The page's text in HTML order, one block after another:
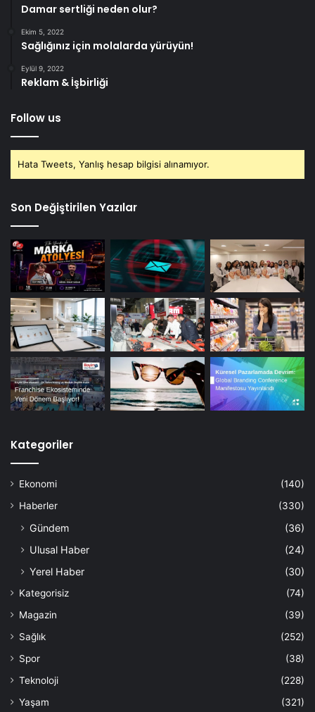
Damar sertliği neden olur?
Ekim 5, 2022
Sağlığınız için molalarda yürüyün!
Eylül 9, 2022
Reklam & İşbirliği
Follow us
Hata Tweets, Yanlış hesap bilgisi alınamıyor.
Son Değiştirilen Yazılar
Kategoriler
Ekonomi
(140)
Haberler
(330)
Gündem
(36)
Ulusal Haber
(24)
Yerel Haber
(30)
Kategorisiz
(74)
Magazin
(39)
Sağlık
(252)
Spor
(38)
Teknoloji
(228)
Yaşam
(321)